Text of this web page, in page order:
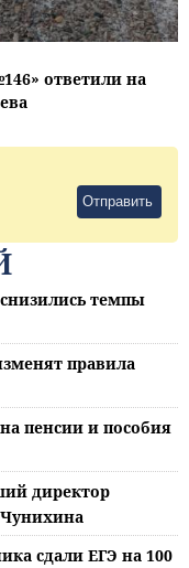
ответили на
Отправить
темпы
правила
пенсии и пособия
директор
сдали ЕГЭ на 100